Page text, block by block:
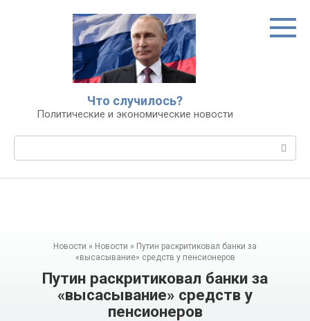
Что случилось?
Политические и экономические новости
Новости » Новости » Путин раскритиковал банки за
«высасывание» средств у пенсионеров
Путин раскритиковал банки за
«высасывание» средств у
пенсионеров